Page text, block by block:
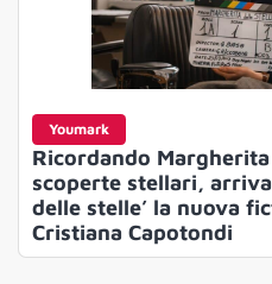
Youmark
Ricordando
scoperte stellari, arriva
delle stelle’ la nuova
Cristiana Capotondi